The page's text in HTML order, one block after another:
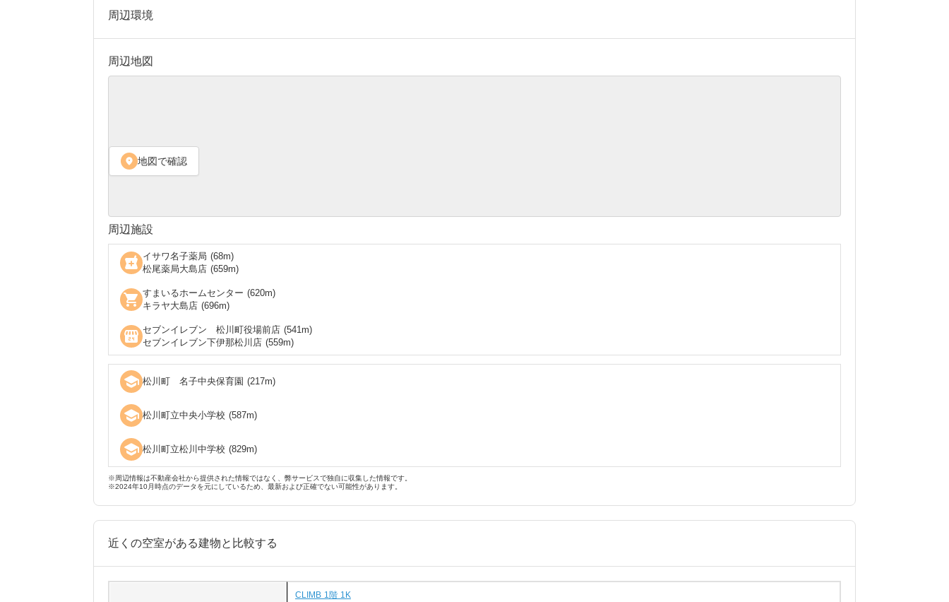
周辺環境
周辺地図
location_on 地図で確認
周辺施設
local_pharmacy イサワ名子薬局 (68m)
松尾薬局大島店 (659m)
shopping_cart すまいるホームセンター (620m)
キラヤ大島店 (696m)
local_convenience_store セブンイレブン 松川町役場前店 (541m)
セブンイレブン下伊那松川店 (559m)
school 松川町 名子中央保育園 (217m)
school 松川町立中央小学校 (587m)
school 松川町立松川中学校 (829m)
※周辺情報は不動産会社から提供された情報ではなく、弊サービスで独自に収集した情報です。
※2024年10月時点のデータを元にしているため、最新および正確でない可能性があります。
近くの空室がある建物と比較する
CLIMB 1階 1K